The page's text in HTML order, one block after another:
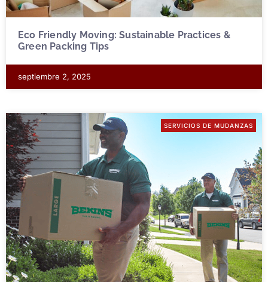
Eco Friendly Moving: Sustainable Practices &
Green Packing Tips
septiembre 2, 2025
SERVICIOS DE MUDANZAS